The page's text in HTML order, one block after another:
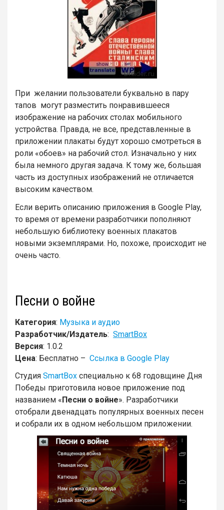
При желании пользователи буквально в пару
тапов могут разместить понравившееся
изображение на рабочих столах мобильного
устройства. Правда, не все, представленные в
приложении плакаты будут хорошо смотреться в
роли «обоев» на рабочий стол. Изначально у них
была немного другая задача. К тому же, большая
часть из доступных изображений не отличается
высоким качеством.
Если верить описанию приложения в Google Play,
то время от времени разработчики пополняют
небольшую библиотеку военных плакатов
новыми экземплярами. Но, похоже, происходит не
очень часто.
Песни о войне
Категория: Музыка и аудио
Разработчик/Издатель: SmartBox
Версия: 1.0.2
Цена: Бесплатно – Ссылка в Google Play
Студия SmartBox специально к 68 годовщине Дня
Победы приготовила новое приложение под
названием «Песни о войне». Разработчики
отобрали двенадцать популярных военных песен
и собрали их в одном небольшом приложении.